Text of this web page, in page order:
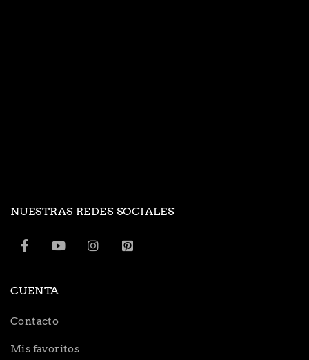
NUESTRAS REDES SOCIALES
CUENTA
Contacto
Mis favoritos